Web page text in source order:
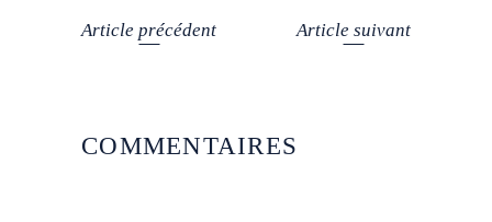
Article précédent Article suivant
COMMENTAIRES